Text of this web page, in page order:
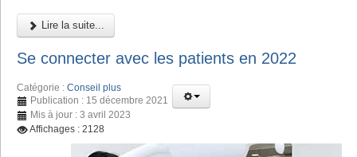
Lire la suite...
Se connecter avec les patients en 2022
Catégorie : Conseil plus
Publication : 15 décembre 2021
Mis à jour : 3 avril 2023
Affichages : 2128